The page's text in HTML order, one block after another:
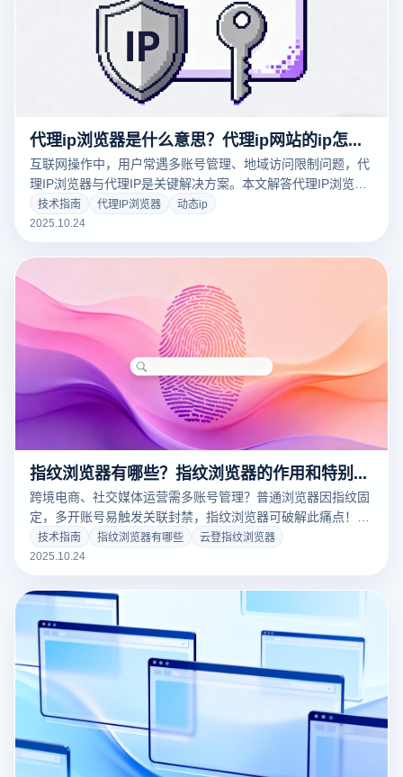
代理ip浏览器是什么意思？代理ip网站的ip怎么来的？
互联网操作中，用户常遇多账号管理、地域访问限制问题，代
理IP浏览器与代理IP是关键解决方案。本文解答代理IP浏览器
含义、代理IP网站IP来源，结合云登指纹浏览器教你高效利用
代理IP。
技术指南 代理IP浏览器
动态ip
2025.10.24
指纹浏览器有哪些？指纹浏览器的作用和特别之处是什么？
跨境电商、社交媒体运营需多账号管理？普通浏览器因指纹固
定，多开账号易触发关联封禁，指纹浏览器可破解此痛点！本
文解析其作用与特别之处，结合云登指纹浏览器功能，助力高
效安全运营。
技术指南 指纹浏览器有哪些
云登指纹浏览器
2025.10.24